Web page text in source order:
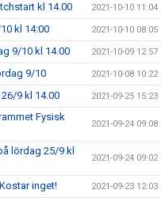
kl 14.00 2021-10-10 11:04
kl 14:00 2021-10-10 08:05
9/10 kl 14.00 2021-10-09 12:57
9/10 2021-10-08 10:22
9 kl 14.00 2021-09-25 15:23
Fysisk
2021-09-24 09:08
lördag 25/9 kl
2021-09-24 09:02
inget! 2021-09-23 12:03